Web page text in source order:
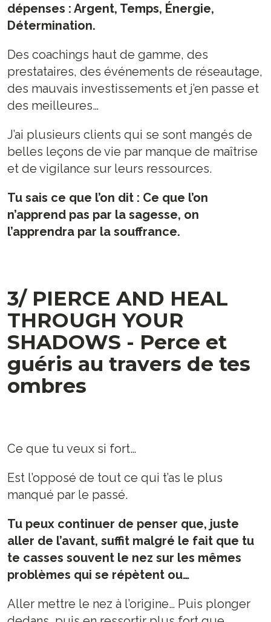
dépenses : Argent, Temps, Énergie,
Détermination.
Des coachings haut de gamme, des
prestataires, des événements de réseautage,
des mauvais investissements et j’en passe et
des meilleures…
J’ai plusieurs clients qui se sont mangés de
belles leçons de vie par manque de maîtrise
et de vigilance sur leurs ressources.
Tu sais ce que l’on dit : Ce que l’on
n’apprend pas par la sagesse, on
l’apprendra par la souffrance.
3/ PIERCE AND HEAL
THROUGH YOUR
SHADOWS - Perce et
guéris au travers de tes
ombres
Ce que tu veux si fort…
Est l’opposé de tout ce qui t’as le plus
manqué par le passé.
Tu peux continuer de penser que, juste
aller de l’avant, suffit malgré le fait que tu
te casses souvent le nez sur les mêmes
problèmes qui se répètent ou…
Aller mettre le nez à l’origine… Puis plonger